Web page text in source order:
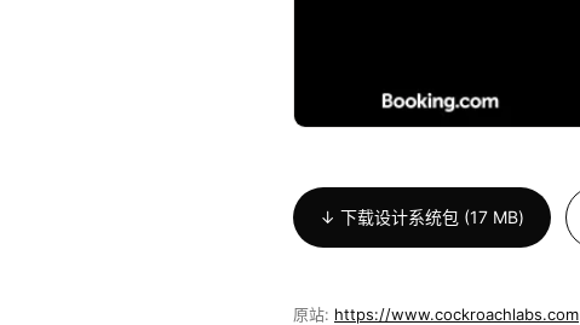
↓ 下载设计系统包 (17 MB)
原站: https://www.cockroachlabs.com